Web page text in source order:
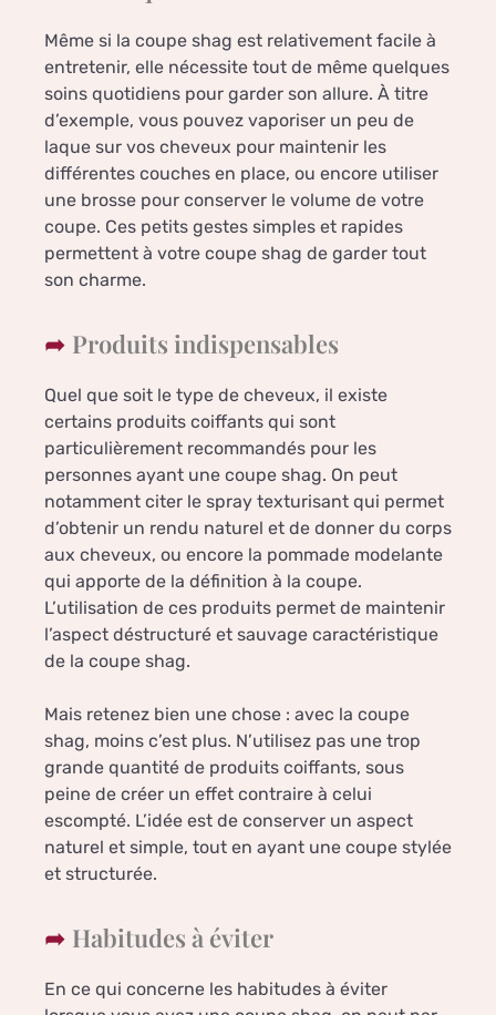
Même si la coupe shag est relativement facile à
entretenir, elle nécessite tout de même quelques
soins quotidiens pour garder son allure. À titre
d’exemple, vous pouvez vaporiser un peu de
laque sur vos cheveux pour maintenir les
différentes couches en place, ou encore utiliser
une brosse pour conserver le volume de votre
coupe. Ces petits gestes simples et rapides
permettent à votre coupe shag de garder tout
son charme.
Produits indispensables
Quel que soit le type de cheveux, il existe
certains produits coiffants qui sont
particulièrement recommandés pour les
personnes ayant une coupe shag. On peut
notamment citer le spray texturisant qui permet
d’obtenir un rendu naturel et de donner du corps
aux cheveux, ou encore la pommade modelante
qui apporte de la définition à la coupe.
L’utilisation de ces produits permet de maintenir
l’aspect déstructuré et sauvage caractéristique
de la coupe shag.
Mais retenez bien une chose : avec la coupe
shag, moins c’est plus. N’utilisez pas une trop
grande quantité de produits coiffants, sous
peine de créer un effet contraire à celui
escompté. L’idée est de conserver un aspect
naturel et simple, tout en ayant une coupe stylée
et structurée.
Habitudes à éviter
En ce qui concerne les habitudes à éviter